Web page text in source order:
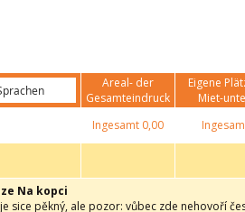
Areal- der
Gesamteindruck
Eigene
Miet-
Ingesamt 0,00
Na kopci
sice pěkný, ale pozor: vůbec zde nehovoří